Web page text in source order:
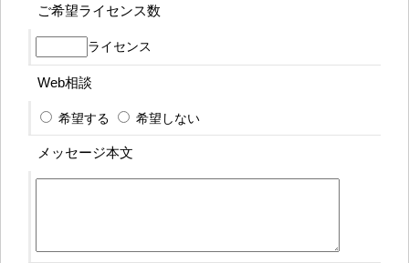
ご希望ライセンス数
ライセンス
Web相談
希望する 希望しない
メッセージ本文